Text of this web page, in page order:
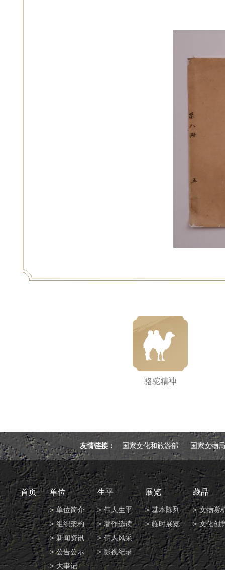
骆驼精神
友情链接： 国家文化和旅游部 国家文物局
首页 单位
单位简介
组织架构
新闻资讯
公告公示
大事记
生平
伟人生平
著作选读
伟人风采
影视纪录
展览
基本陈列
临时展览
藏品
文物赏
文化创